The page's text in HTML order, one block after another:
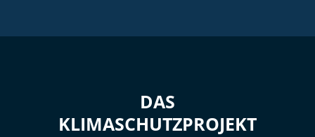
DAS
KLIMASCHUTZPROJEKT